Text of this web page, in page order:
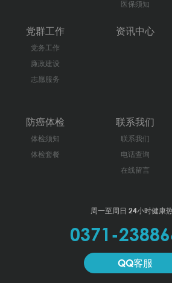
医保须知
党群工作
党务工作
廉政建设
志愿服务
资讯中心
防癌体检
体检须知
体检套餐
联系我们
联系我们
电话查询
在线留言
周一至周日 24小时健康
0371-
QQ客服